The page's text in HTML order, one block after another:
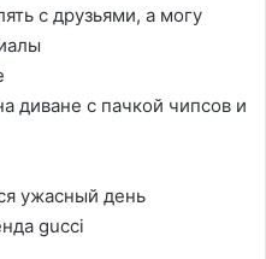
с друзьями, а могу
диване с пачкой чипсов и
ужасный день
gucci